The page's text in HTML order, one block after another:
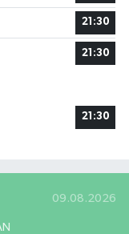
21:30
21:30
21:30
09.08.2026